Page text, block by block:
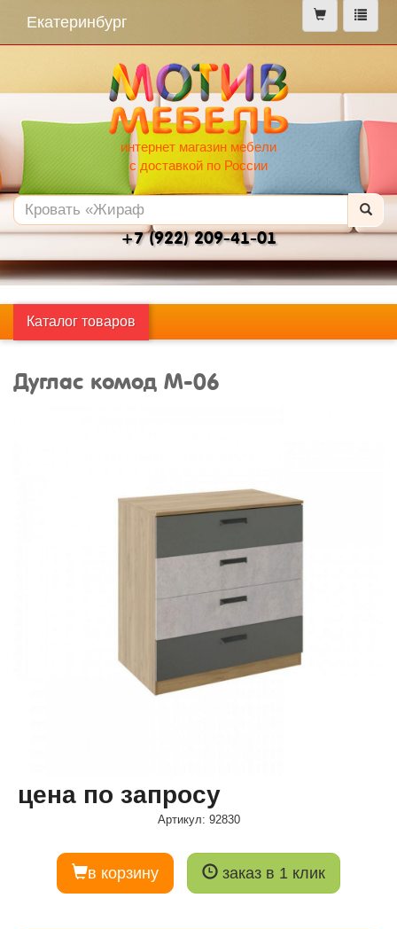
меню
Екатеринбург
интернет магазин мебели
с доставкой по России
+7 (922) 209-41-01
Каталог товаров
Дуглас комод М-06
цена по запросу
Артикул: 92830
в корзину заказ в 1 клик